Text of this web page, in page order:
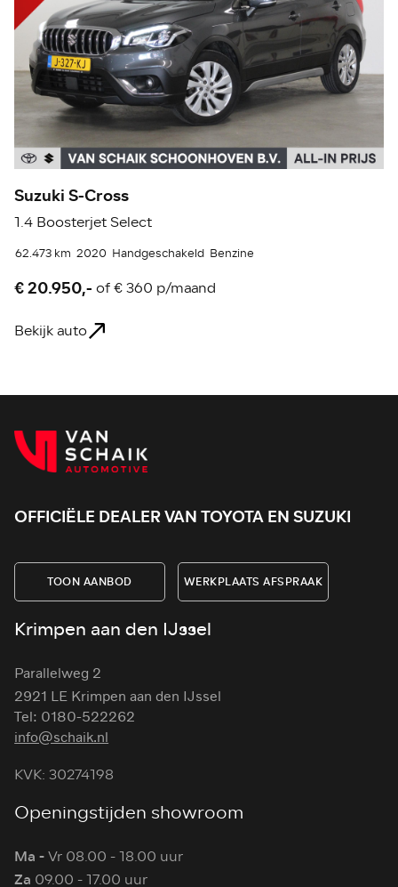
Suzuki S-Cross
1.4 Boosterjet Select
62.473 km 2020 Handgeschakeld Benzine
€ 20.950,- of€ 360 p/maand
Bekijk auto
OFFICIËLE DEALER VAN TOYOTA EN SUZUKI
TOON AANBOD WERKPLAATS AFSPRAAK
Krimpen aan den IJssel
Parallelweg 2
2921 LE Krimpen aan den IJssel
Tel: 0180-522262
info@schaik.nl
KVK: 30274198
Openingstijden showroom
Ma -Vr 08.00 - 18.00 uur
Za 09.00 - 17.00 uur